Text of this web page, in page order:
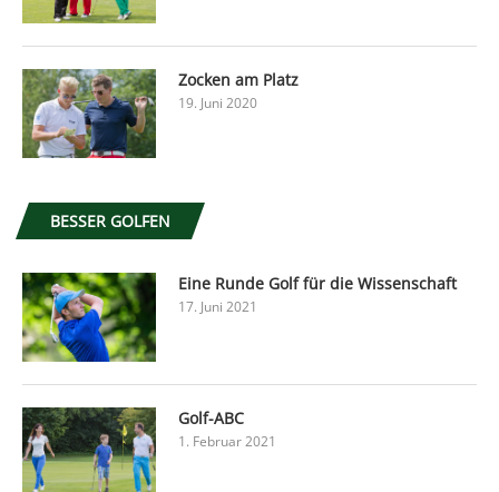
Zocken am Platz
19. Juni 2020
BESSER GOLFEN
Eine Runde Golf für die Wissenschaft
17. Juni 2021
Golf-ABC
1. Februar 2021